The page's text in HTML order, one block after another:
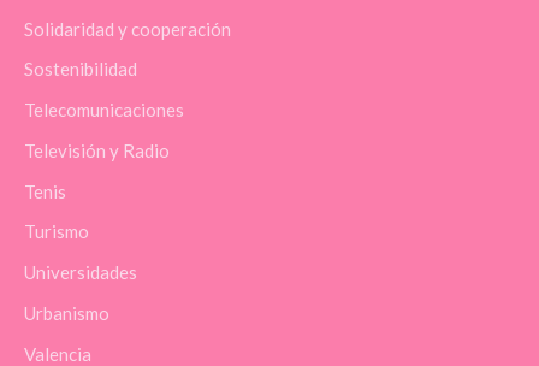
Solidaridad y cooperación
Sostenibilidad
Telecomunicaciones
Televisión y Radio
Tenis
Turismo
Universidades
Urbanismo
Valencia